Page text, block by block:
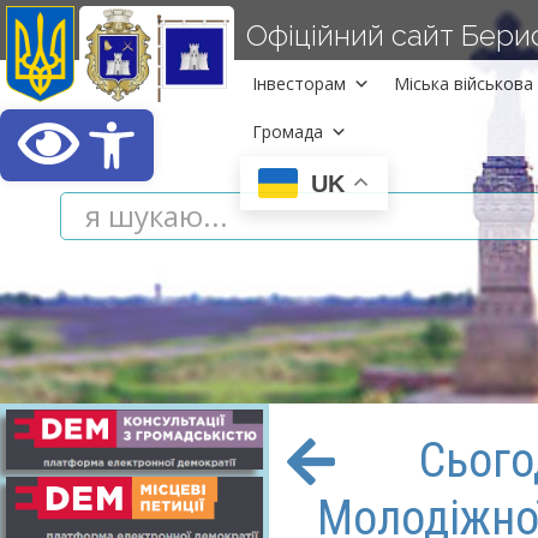
Відкрити Панель
Офіційний сайт
Інвесторам Міська військова
Громада
UK